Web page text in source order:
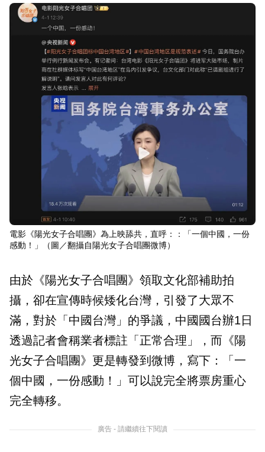
電影《陽光女子合唱團》為上映舔共，直呼：：「一個中國，一份
感動！」（圖／翻攝自陽光女子合唱團微博）
由於《陽光女子合唱團》領取文化部補助拍
攝，卻在宣傳時候矮化台灣，引發了大眾不
滿，對於「中國台灣」的爭議，中國國台辦1日
透過記者會稱業者標註「正常合理」，而《陽
光女子合唱團》更是轉發到微博，寫下：「一
個中國，一份感動！」可以說完全將票房重心
完全轉移。
廣告 - 請繼續往下閱讀